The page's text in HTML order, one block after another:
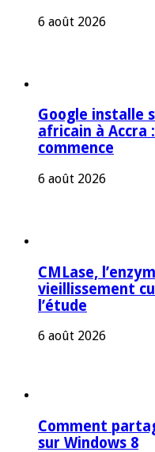
6 août 2026
Google installe
africain à Accra
commence
6 août 2026
CMLase,
vieillissement
l’étude
6 août 2026
Comment
sur Windows 8